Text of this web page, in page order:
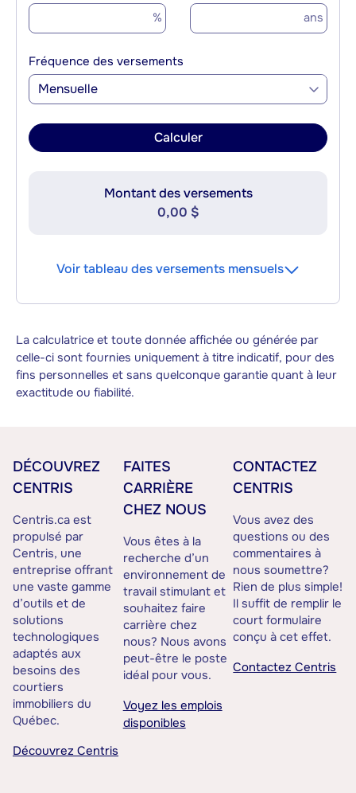
% ans
Fréquence des versements
Mensuelle
Calculer
Montant des versements
0,00 $
Voir tableau des versements mensuels
La calculatrice et toute donnée affichée ou générée par
celle-ci sont fournies uniquement à titre indicatif, pour des
fins personnelles et sans quelconque garantie quant à leur
exactitude ou fiabilité.
DÉCOUVREZ
CENTRIS
Centris.ca est
propulsé par
Centris, une
entreprise offrant
une vaste gamme
d’outils et de
solutions
technologiques
adaptés aux
besoins des
courtiers
immobiliers du
Québec.
Découvrez Centris
FAITES
CARRIÈRE
CHEZ NOUS
Vous êtes à la
recherche d’un
environnement de
travail stimulant et
souhaitez faire
carrière chez
nous? Nous avons
peut-être le poste
idéal pour vous.
Voyez les emplois
disponibles
CONTACTEZ
CENTRIS
Vous avez des
questions ou des
commentaires à
nous soumettre?
Rien de plus simple!
Il suffit de remplir le
court formulaire
conçu à cet effet.
Contactez Centris